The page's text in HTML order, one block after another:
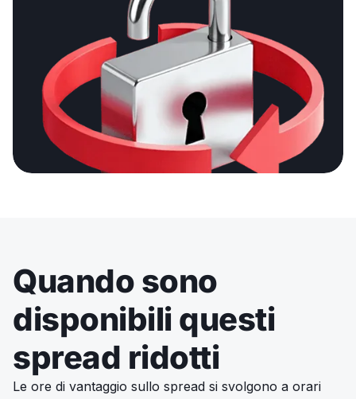
Quando sono
disponibili questi
spread ridotti
Le ore di vantaggio sullo spread si svolgono a orari